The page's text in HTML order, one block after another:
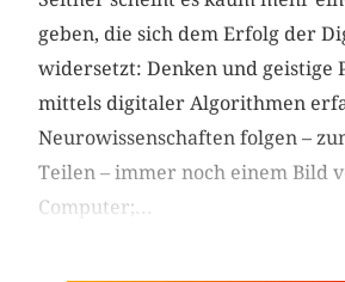
geben, die sich dem Erfolg der
widersetzt: Denken und geistige
mittels digitaler Algorithmen
Neurowissenschaften folgen –
Teilen – immer noch einem Bild
Computer;...